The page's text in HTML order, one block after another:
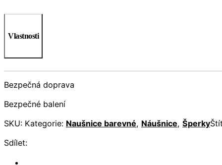
Vlastnosti
Bezpečná doprava
Bezpečné balení
SKU: Kategorie: Naušnice barevné, Náušnice, Šperky
Sdílet: